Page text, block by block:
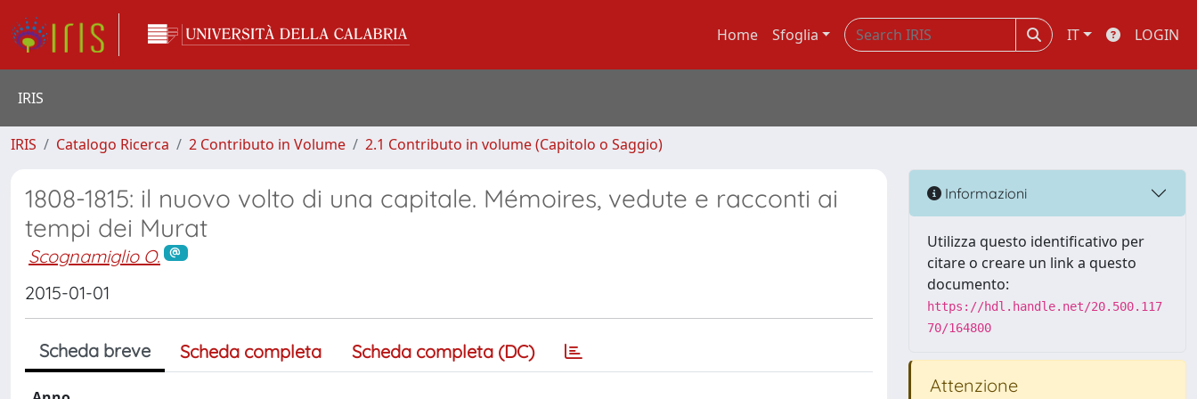
Home Sfoglia IT LOGIN
IRIS
IRIS Catalogo Ricerca 2 Contributo in Volume 2.1 Contributo in volume (Capitolo o Saggio)
1808-1815: il nuovo volto di una capitale. Mémoires, vedute e racconti ai
tempi dei Murat
Scognamiglio O.
2015-01-01
Scheda breve Scheda completa Scheda completa (DC)
Informazioni
Utilizza questo identificativo per
citare o creare un link a questo
documento:
https://hdl.handle.net/20.500.117
70/164800
Attenzione